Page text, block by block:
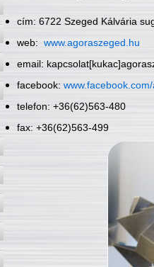
cím: 6722 Szeged Kálvária
web: www.agoraszeged.hu
email:
facebook:
telefon: +36(62)563-480
fax: +36(62)563-499